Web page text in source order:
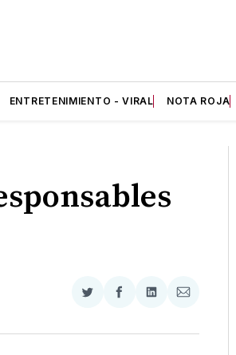
ENTRETENIMIENTO - VIRAL NOTA ROJA
Compartir
Twitter
Compartir
Facebook
Compartir
LinkedIn
Compartir
Email